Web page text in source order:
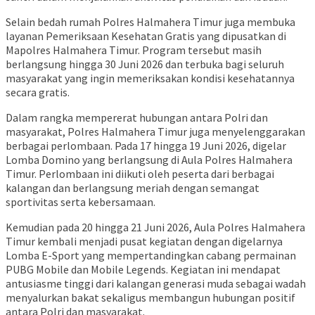
Selain bedah rumah Polres Halmahera Timur juga membuka
layanan Pemeriksaan Kesehatan Gratis yang dipusatkan di
Mapolres Halmahera Timur. Program tersebut masih
berlangsung hingga 30 Juni 2026 dan terbuka bagi seluruh
masyarakat yang ingin memeriksakan kondisi kesehatannya
secara gratis.
Dalam rangka mempererat hubungan antara Polri dan
masyarakat, Polres Halmahera Timur juga menyelenggarakan
berbagai perlombaan. Pada 17 hingga 19 Juni 2026, digelar
Lomba Domino yang berlangsung di Aula Polres Halmahera
Timur. Perlombaan ini diikuti oleh peserta dari berbagai
kalangan dan berlangsung meriah dengan semangat
sportivitas serta kebersamaan.
Kemudian pada 20 hingga 21 Juni 2026, Aula Polres Halmahera
Timur kembali menjadi pusat kegiatan dengan digelarnya
Lomba E-Sport yang mempertandingkan cabang permainan
PUBG Mobile dan Mobile Legends. Kegiatan ini mendapat
antusiasme tinggi dari kalangan generasi muda sebagai wadah
menyalurkan bakat sekaligus membangun hubungan positif
antara Polri dan masyarakat.